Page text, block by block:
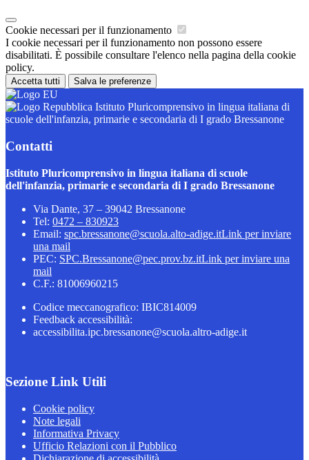
Cookie necessari per il funzionamento
I cookie necessari per il funzionamento non possono essere
disabilitati. È possibile consultare l'elenco nella pagina della cookie
policy.
Accetta tutti Salva le preferenze
Istituto Pluricomprensivo in lingua italiana di
scuole dell'infanzia, primarie e secondaria di I grado Bressanone
Contatti
Istituto Pluricomprensivo in lingua italiana di scuole
dell'infanzia, primarie e secondaria di I grado Bressanone
Via Dante, 37 – 39042 Bressanone
Tel: 0472 – 830923
Email: spc.bressanone@scuola.alto-adige.itLink per inviare
una mail
PEC: SPC.Bressanone@pec.prov.bz.itLink per inviare una
mail
C.F.: 81006960215
Codice meccanografico: IBIC814009
Feedback accessibilità:
accessibilita.ipc.bressanone@scuola.altro-adige.it
Sezione Link Utili
Cookie policy
Note legali
Informativa Privacy
Ufficio Relazioni con il Pubblico